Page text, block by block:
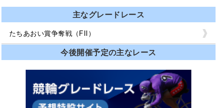
主なグレードレース
たちあおい賞争奪戦（FII）
今後開催予定の主なレース